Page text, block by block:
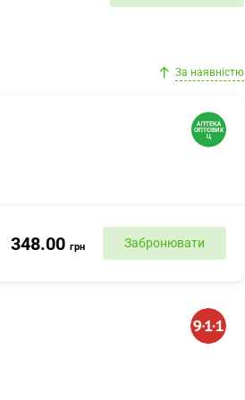
За наявністю
348.00 грн Забронювати